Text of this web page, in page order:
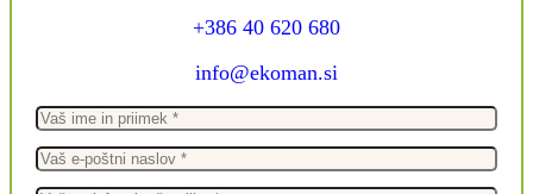
+386 40 620 680
info@ekoman.si